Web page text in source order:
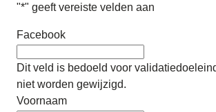
"*" geeft vereiste velden aan
Facebook
Dit veld is bedoeld voor
niet worden gewijzigd.
Voornaam